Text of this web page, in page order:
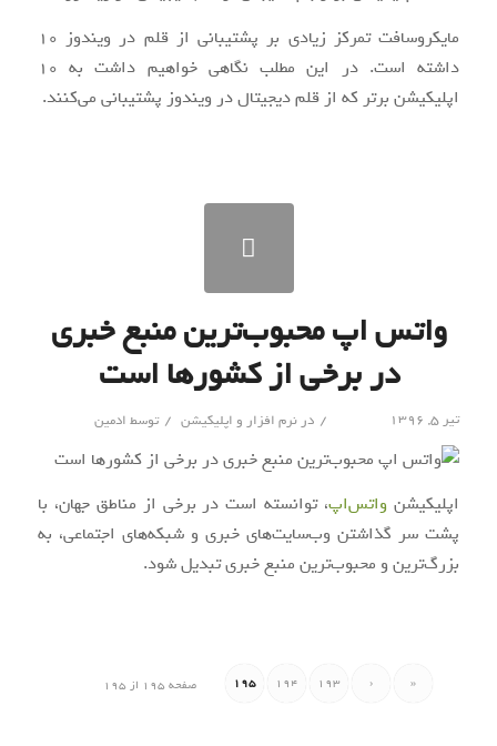
مایکروسافت تمرکز زیادی بر پشتیبانی از قلم در ویندوز ۱۰
داشته است. در این مطلب نگاهی خواهیم داشت به ۱۰
اپلیکیشن برتر که از قلم دیجیتال در ویندوز پشتیبانی می‌کنند.
واتس اپ محبوب‌ترین منبع خبری
در برخی از کشورها است
تیر ۵, ۱۳۹۶ / در نرم افزار و اپلیکیشن / توسط ادمین
اپلیکیشن واتس‌اپ، توانسته است در برخی از مناطق جهان، با
پشت سر گذاشتن وب‌سایت‌های خبری و شبکه‌های اجتماعی، به
بزرگ‌ترین و محبوب‌ترین منبع خبریتبدیل شود.
صفحه 195 از 195 «
‹
193
194
195